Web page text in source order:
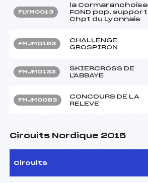
FLYM0013
la Cormaranchoise
FOND pop. support
Chpt du Lyonnais
FMJM0163
CHALLENGE
GROSPIRON
FMJM0133
SKIERCROSS DE
L'ABBAYE
FMJM0083
CONCOURS DE LA
RELEVE
Circuits Nordique 2015
Circuits